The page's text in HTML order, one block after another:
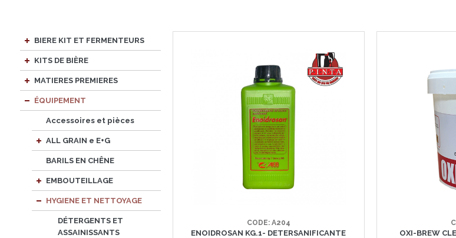
BIERE KIT ET FERMENTEURS
KITS DE BIÈRE
MATIERES PREMIERES
ÉQUIPEMENT
Accessoires et pièces
ALL GRAIN e E+G
BARILS EN CHÊNE
EMBOUTEILLAGE
HYGIENE ET NETTOYAGE
DÉTERGENTS ET
ASSAINISSANTS
CODE: A204
ENOIDROSAN KG.1- DETERSANIFICANTE OXI-BREW